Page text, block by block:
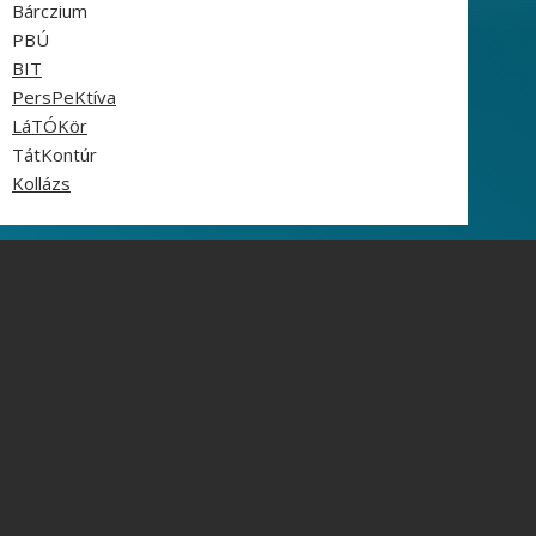
Bárczium
PBÚ
BIT
PersPeKtíva
LáTÓKör
TátKontúr
Kollázs